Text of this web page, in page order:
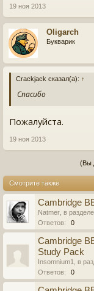
19 ноя 2013
Oligarch
Букварик
Crackjack сказал(а): ↑
Спасибо
Пожалуйста.
19 ноя 2013
(Вы
Смотрите также
Cambridge
Natmer , в
Ответов:
0
Cambridge
Study Pack
Insomnium1 , в
Ответов:
0